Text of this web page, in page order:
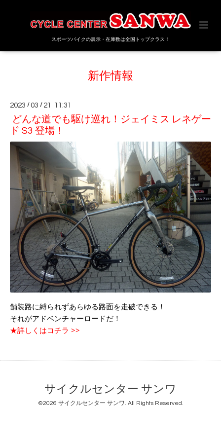
スポーツバイクの展示・在庫数は全国トップクラス！
新作情報
2023 /03 / 21 11:31
どんな道でも駆け巡れ！ジェイミス レネゲー
ド S3 登場！
舗装路に縛られずあらゆる路面を走破できる！
それがアドベンチャーロードだ！
★詳しくはコチラ >>
サイクルセンター サンワ
©2026 サイクルセンター サンワ. All Rights Reserved.